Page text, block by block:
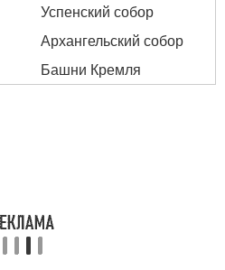
Успенский собор
Архангельский собор
Башни Кремля